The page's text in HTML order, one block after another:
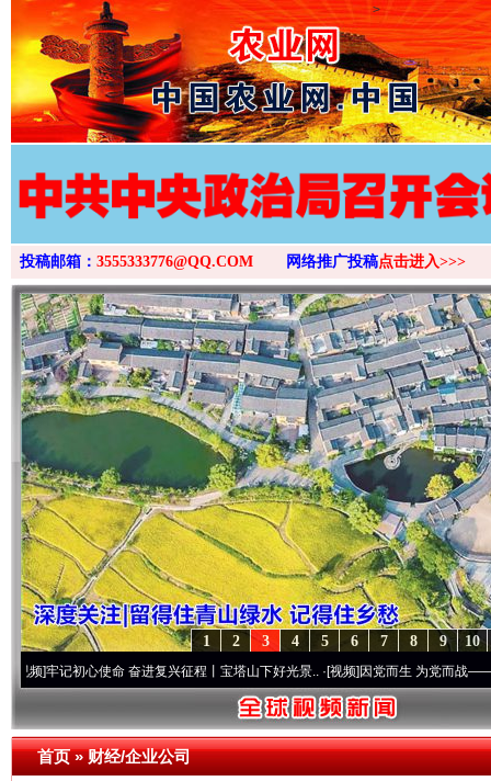
>
投稿邮箱： 3555333776@QQ.COM 网络推广投稿点击进入>>>
10
9
8
7
6
5
4
3
2
1
心使命 奋进复兴征程丨宝塔山下好光景..·[视频]因党而生 为党而战——百年“纪”事⑧
首页»财经/企业公司